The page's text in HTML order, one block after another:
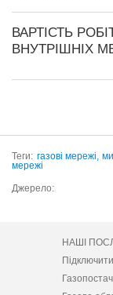
ВАРТІСТЬ
ВНУТРІШНІХ
Теги: газові мережі,
мережі
Джерело:
НАШІ